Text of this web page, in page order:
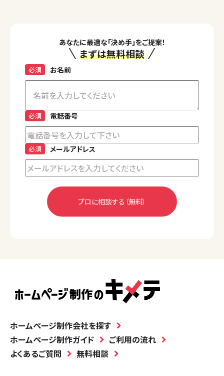
あなたに最適な「決め手」をご提案！
まずは無料相談
お名前
必須
電話番号
必須
メールアドレス
必須
ホームページ制作会社を探す
ホームページ制作ガイド
ご利用の流れ
よくあるご質問
無料相談